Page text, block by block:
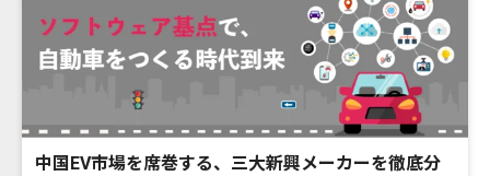
中国EV市場を席巻する、三大新興メーカーを徹底分